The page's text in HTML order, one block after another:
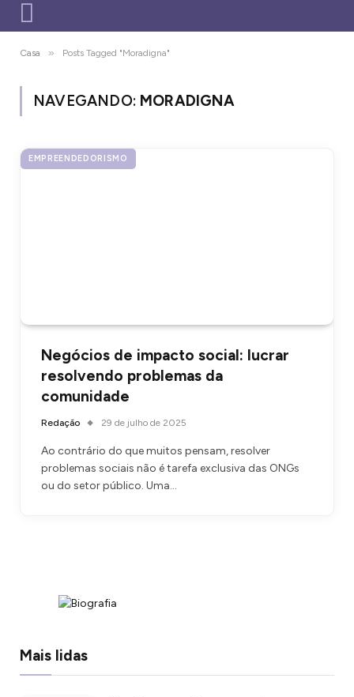
Casa » Posts Tagged "Moradigna"
NAVEGANDO: MORADIGNA
EMPREENDEDORISMO
Negócios de impacto social: lucrar
resolvendo problemas da
comunidade
Redação 29 de julho de 2025
Ao contrário do que muitos pensam, resolver
problemas sociais não é tarefa exclusiva das ONGs
ou do setor público. Uma…
Mais lidas